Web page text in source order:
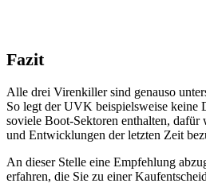
Fazit
Alle drei Virenkiller sind genauso
So legt der UVK beispielsweise keine
soviele Boot-Sektoren enthalten,
und Entwicklungen der letzten Zeit
An dieser Stelle eine Empfehlung
erfahren, die Sie zu einer